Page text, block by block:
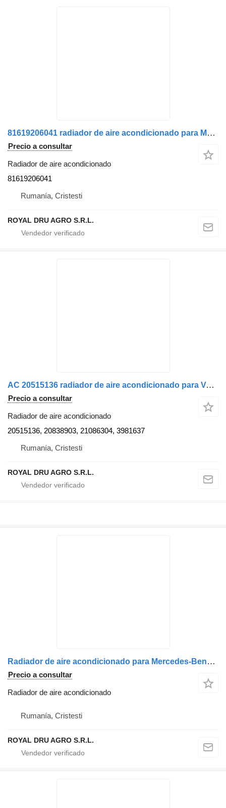
81619206041 radiador de aire acondicionado para MAN camión
Precio a consultar
Radiador de aire acondicionado
81619206041
Rumanía, Cristesti
ROYAL DRU AGRO S.R.L.
AC 20515136 radiador de aire acondicionado para Volvo camión
Precio a consultar
Radiador de aire acondicionado
20515136, 20838903, 21086304, 3981637
Rumanía, Cristesti
ROYAL DRU AGRO S.R.L.
Radiador de aire acondicionado para Mercedes-Benz camión
Precio a consultar
Radiador de aire acondicionado
Rumanía, Cristesti
ROYAL DRU AGRO S.R.L.